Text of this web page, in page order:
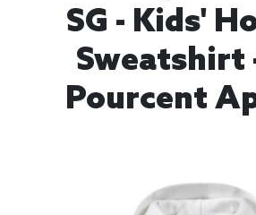
SG - Kids'
Sweatshirt
Pourcent